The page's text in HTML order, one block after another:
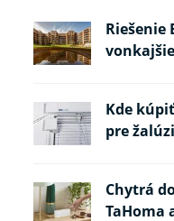
Riešenie
Kde
pre
Chytrá
TaHoma